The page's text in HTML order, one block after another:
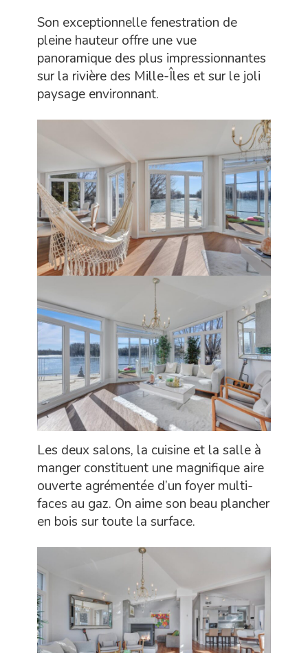
Son exceptionnelle fenestration de
pleine hauteur offre une vue
panoramique des plus impressionnantes
sur la rivière des Mille-Îles et sur le joli
paysage environnant.
Les deux salons, la cuisine et la salle à
manger constituent une magnifique aire
ouverte agrémentée d’un foyer multi-
faces au gaz. On aime son beau plancher
en bois sur toute la surface.